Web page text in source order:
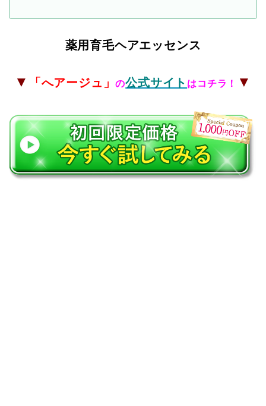
薬用育毛ヘアエッセンス
▼ 「へアージュ 」の公式サイト はコチラ！ ▼